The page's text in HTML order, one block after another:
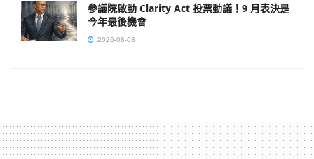
參議院啟動 Clarity Act 投票動議！9 月表決是
今年最後機會
2026-08-08